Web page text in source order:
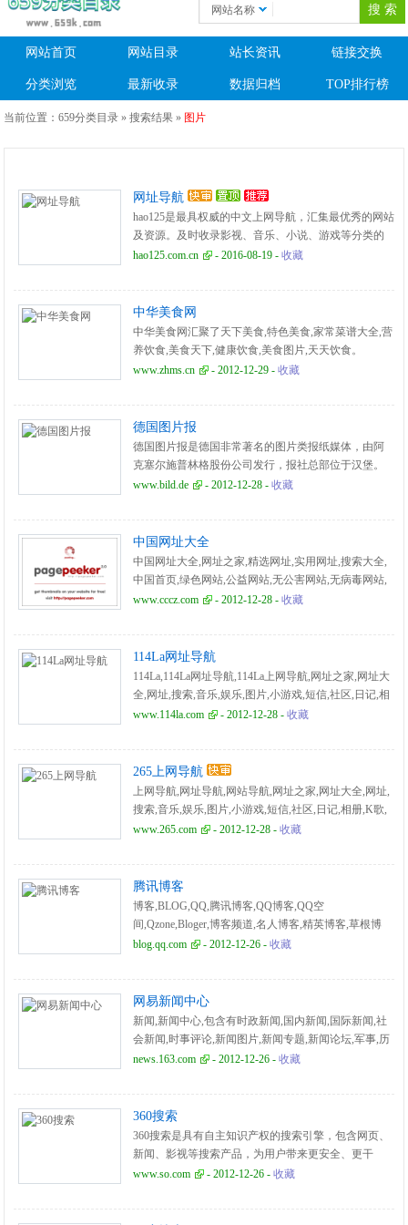
网站名称
网站首页 网站目录 站长资讯 链接交换
分类浏览 最新收录 数据归档 TOP排行榜
当前位置：659分类目录 » 搜索结果 » 图片
网址导航
hao125是最具权威的中文上网导航，汇集最优秀的网站
及资源。及时收录影视、音乐、小说、游戏等分类的
网址和内容，让您的网络生活更简单精彩。上网，从
hao125.com.cn - 2016-08-19 - 收藏
中华美食网
中华美食网汇聚了天下美食,特色美食,家常菜谱大全,营
养饮食,美食天下,健康饮食,美食图片,天天饮食。
www.zhms.cn
- 2012-12-29 - 收藏
德国图片报
德国图片报是德国非常著名的图片类报纸媒体，由阿
克塞尔施普林格股份公司发行，报社总部位于汉堡。
图片报拥有大批读者，对舆论的形成具有很大的影响
www.bild.de - 2012-12-28 - 收藏
中国网址大全
中国网址大全,网址之家,精选网址,实用网址,搜索大全,
中国首页,绿色网站,公益网站,无公害网站,无病毒网站,
环保网站,手机短信图片,短信精品幽默,短信言语传情,
驱动程序下载,自编铃声,五笔字型。
www.cccz.com - 2012-12-28 - 收藏
114La网址导航
114La,114La网址导航,114La上网导航,网址之家,网址大
全,网址,搜索,音乐,娱乐,图片,小游戏,短信,社区,日记,相
册,K歌,通讯簿,BLOG,天气预报,实用工具。
www.114la.com - 2012-12-28 - 收藏
265上网导航
上网导航,网址导航,网站导航,网址之家,网址大全,网址,
搜索,音乐,娱乐,图片,小游戏,短信,社区,日记,相册,K歌,
通讯簿,BLOG,天气预报,实用工具.最方便,最快捷
www.265.com - 2012-12-28 - 收藏
腾讯博客
博客,BLOG,QQ,腾讯博客,QQ博客,QQ空
间,Qzone,Bloger,博客频道,名人博客,精英博客,草根博
客,网络日志,文化博客,思想博客,企业博客,商务博客,特
blog.qq.com - 2012-12-26 - 收藏
网易新闻中心
新闻,新闻中心,包含有时政新闻,国内新闻,国际新闻,社
会新闻,时事评论,新闻图片,新闻专题,新闻论坛,军事,历
史,的专业时事报道门户网站
news.163.com - 2012-12-26 - 收藏
360搜索
360搜索是具有自主知识产权的搜索引擎，包含网页、
新闻、影视等搜索产品，为用户带来更安全、更干
净、更信任的搜索服务体验。360不仅掌握通用搜索技
www.so.com - 2012-12-26 - 收藏